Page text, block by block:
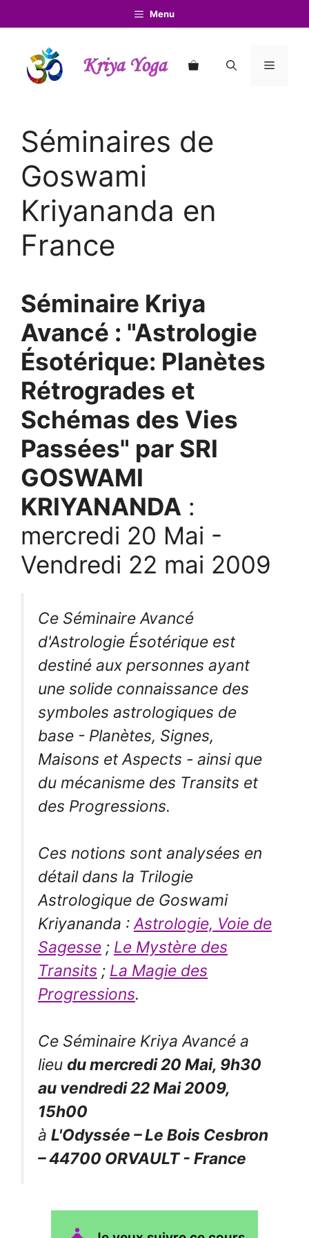
au
contenu
Menu
Kriya Yoga Menu
Séminaires de
Goswami
Kriyananda en
France
Séminaire Kriya
Avancé : "Astrologie
Ésotérique: Planètes
Rétrogrades et
Schémas des Vies
Passées" par SRI
GOSWAMI
KRIYANANDA :
mercredi 20 Mai -
Vendredi 22 mai 2009
Ce Séminaire Avancé
d'Astrologie Ésotérique est
destiné aux personnes ayant
une solide connaissance des
symboles astrologiques de
base - Planètes, Signes,
Maisons et Aspects - ainsi que
du mécanisme des Transits et
des Progressions.
Ces notions sont analysées en
détail dans la Trilogie
Astrologique de Goswami
Kriyananda :Astrologie, Voie de
Sagesse ; Le Mystère des
Transits ; La Magie des
Progressions.
Ce Séminaire Kriya Avancé a
lieu du mercredi 20 Mai, 9h30
au vendredi 22 Mai 2009,
15h00
à L'Odyssée – Le Bois Cesbron
– 44700 ORVAULT - France